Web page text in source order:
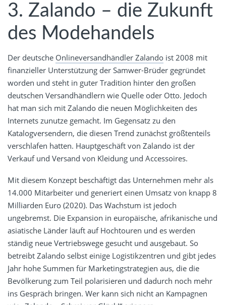
3. Zalando – die Zukunft
des Modehandels
Der deutsche Onlineversandhändler Zalando ist 2008 mit
finanzieller Unterstützung der Samwer-Brüder gegründet
worden und steht in guter Tradition hinter den großen
deutschen Versandhändlern wie Quelle oder Otto. Jedoch
hat man sich mit Zalando die neuen Möglichkeiten des
Internets zunutze gemacht. Im Gegensatz zu den
Katalogversendern, die diesen Trend zunächst größtenteils
verschlafen hatten. Hauptgeschäft von Zalando ist der
Verkauf und Versand von Kleidung und Accessoires.
Mit diesem Konzept beschäftigt das Unternehmen mehr als
14.000 Mitarbeiter und generiert einen Umsatz von knapp 8
Milliarden Euro (2020). Das Wachstum ist jedoch
ungebremst. Die Expansion in europäische, afrikanische und
asiatische Länder läuft auf Hochtouren und es werden
ständig neue Vertriebswege gesucht und ausgebaut. So
betreibt Zalando selbst einige Logistikzentren und gibt jedes
Jahr hohe Summen für Marketingstrategien aus, die die
Bevölkerung zum Teil polarisieren und dadurch noch mehr
ins Gespräch bringen. Wer kann sich nicht an Kampagnen